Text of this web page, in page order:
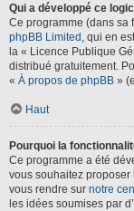
Qui a développé ce
Ce programme (dans sa
phpBB Limited , qui en
la « Licence Publique
distribué gratuitement.
« À propos de phpBB »
Haut
Pourquoi la
Ce programme a été
vous souhaitez proposer
vous rendre sur notre
les idées soumises par